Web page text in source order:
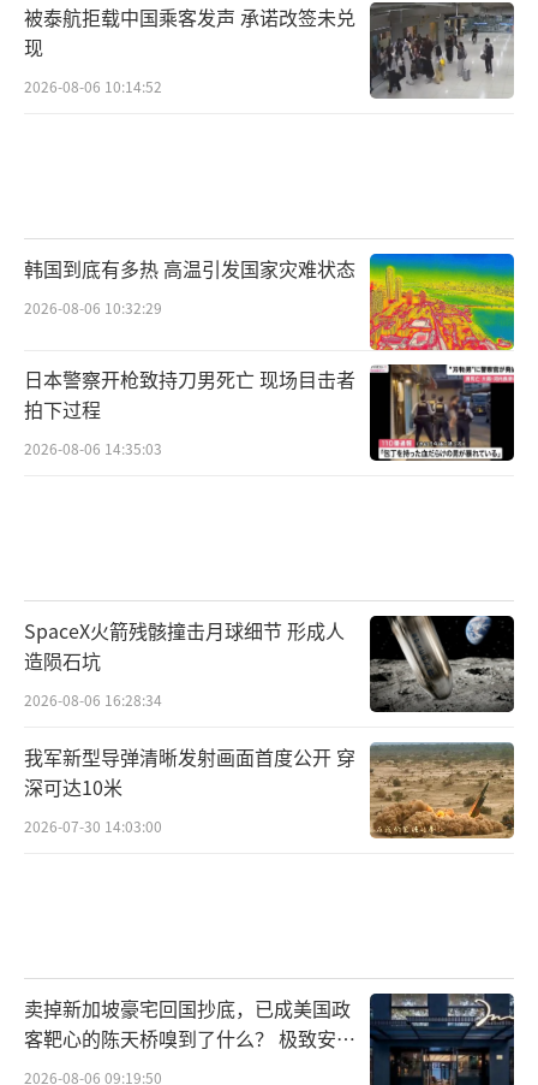
被泰航拒载中国乘客发声 承诺改签未兑
现
2026-08-06 10:14:52
韩国到底有多热 高温引发国家灾难状态
2026-08-06 10:32:29
日本警察开枪致持刀男死亡 现场目击者
拍下过程
2026-08-06 14:35:03
SpaceX火箭残骸撞击月球细节 形成人
造陨石坑
2026-08-06 16:28:34
我军新型导弹清晰发射画面首度公开 穿
深可达10米
2026-07-30 14:03:00
卖掉新加坡豪宅回国抄底，已成美国政
客靶心的陈天桥嗅到了什么？ 极致安全
的追寻
2026-08-06 09:19:50